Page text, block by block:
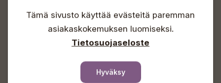
+358 50 388 9592
info(a)sunds.fi
Tämä sivusto käyttää evästeitä paremman
asiakaskokemuksen luomiseksi.
Tietosuojaseloste
Hyväksy